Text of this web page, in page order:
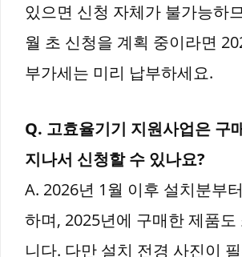
있으면 신청 자체가 불가능하
월 초 신청을 계획 중이라면
부가세는 미리 납부하세요.
Q. 고효율기기 지원사업은 구
지나서 신청할 수 있나요?
A. 2026년 1월 이후 설치분부
하며, 2025년에 구매한 제품도
니다. 다만 설치 전경 사진이